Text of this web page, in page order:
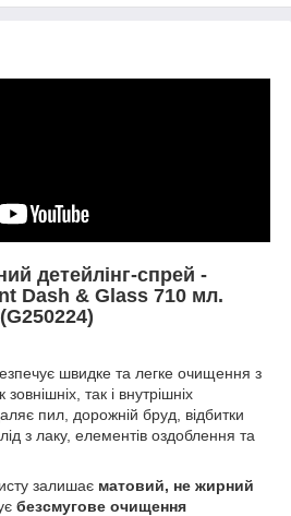
детейлінг-спрей -
Dash & Glass 710 мл.
(G250224)
швидке та легке очищення з
так і внутрішніх
пил, дорожній бруд, відбитки
з лаку, елементів оздоблення та
залишає матовий, не жирний
безсмугове очищення